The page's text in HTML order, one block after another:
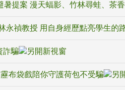
暑提案 漫天蝠影、竹林尋蛙、茶
永禎教授 用自身經歷點亮學生的
詐騙
布袋戲陪你守護荷包不受騙